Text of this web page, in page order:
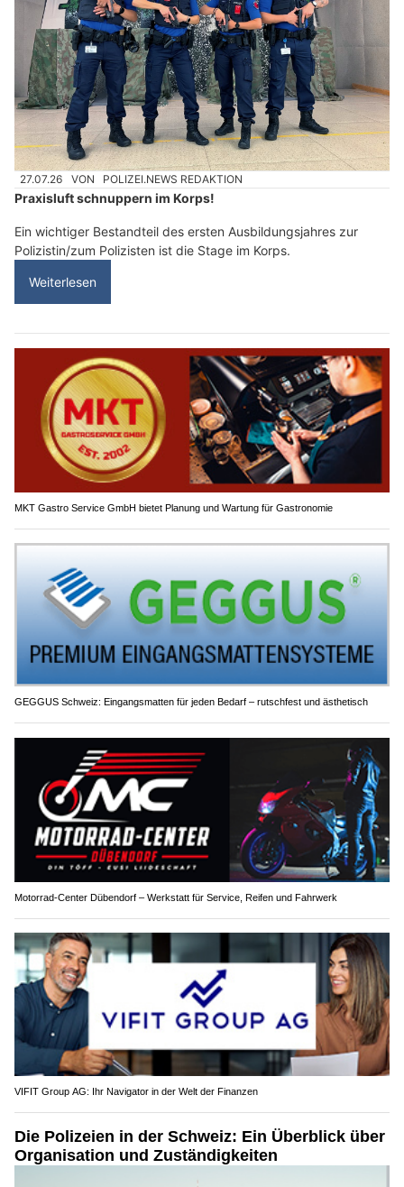
27.07.26 VON POLIZEI.NEWS REDAKTION
Praxisluft schnuppern im Korps!
Ein wichtiger Bestandteil des ersten Ausbildungsjahres zur
Polizistin/zum Polizisten ist die Stage im Korps.
Weiterlesen
MKT Gastro Service GmbH bietet Planung und Wartung für Gastronomie
GEGGUS Schweiz: Eingangsmatten für jeden Bedarf – rutschfest und ästhetisch
Motorrad-Center Dübendorf – Werkstatt für Service, Reifen und Fahrwerk
VIFIT Group AG: Ihr Navigator in der Welt der Finanzen
Die Polizeien in der Schweiz: Ein Überblick über
Organisation und Zuständigkeiten